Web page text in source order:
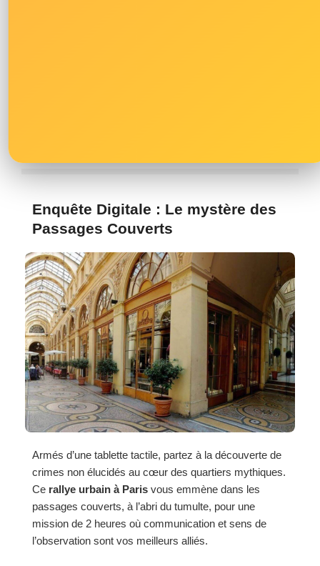
Enquête Digitale : Le mystère des
Passages Couverts
Armés d’une tablette tactile, partez à la découverte de
crimes non élucidés au cœur des quartiers mythiques.
Ce rallye urbain à Paris vous emmène dans les
passages couverts, à l’abri du tumulte, pour une
mission de 2 heures où communication et sens de
l’observation sont vos meilleurs alliés.